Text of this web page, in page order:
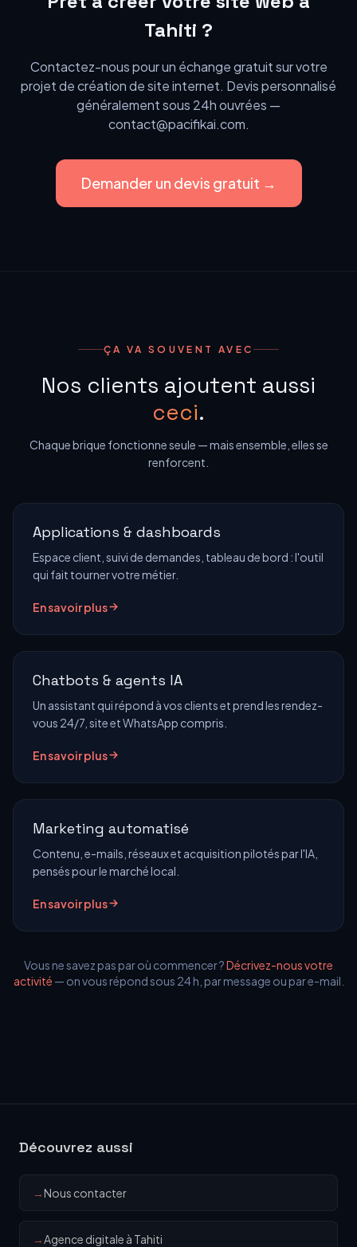
Tahiti ?
Contactez-nous pour un échange gratuit sur votre
projet de création de site internet. Devis personnalisé
généralement sous 24h ouvrées —
contact@pacifikai.com.
Demander un devis gratuit →
ÇA VA SOUVENT AVEC
Nos clients ajoutent aussi
ceci.
Chaque brique fonctionne seule — mais ensemble, elles se
renforcent.
Applications & dashboards
Espace client, suivi de demandes, tableau de bord : l'outil
qui fait tourner votre métier.
En savoir plus
Chatbots & agents IA
Un assistant qui répond à vos clients et prend les rendez-
vous 24/7, site et WhatsApp compris.
En savoir plus
Marketing automatisé
Contenu, e-mails, réseaux et acquisition pilotés par l'IA,
pensés pour le marché local.
En savoir plus
Vous ne savez pas par où commencer ?Décrivez-nous votre
activité — on vous répond sous 24 h, par message ou par e-mail.
Découvrez aussi
→Nous contacter
→ Agence digitale à Tahiti